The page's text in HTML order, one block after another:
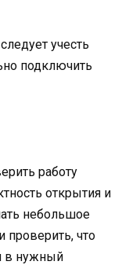
учесть
подключить
работу
открытия и
небольшое
проверить, что
в нужный